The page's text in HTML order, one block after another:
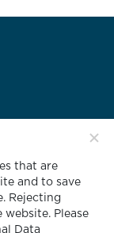
that are
and to save
Rejecting
Please
Data